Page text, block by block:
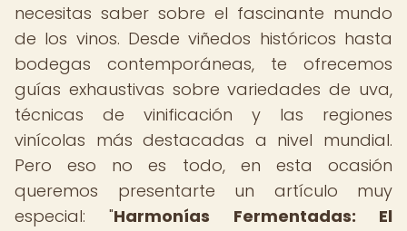
necesitas saber sobre el fascinante mundo
de los vinos. Desde viñedos históricos hasta
bodegas contemporáneas, te ofrecemos
guías exhaustivas sobre variedades de uva,
técnicas de vinificación y las regiones
vinícolas más destacadas a nivel mundial.
Pero eso no es todo, en esta ocasión
queremos presentarte un artículo muy
especial: "Harmonías Fermentadas: El